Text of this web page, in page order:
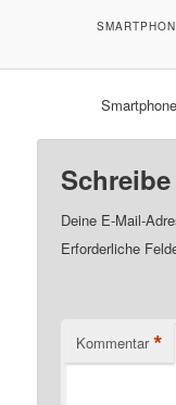
Deine E-Mail-
Erforderliche
Kommentar *